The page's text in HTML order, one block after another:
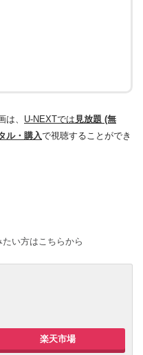
、 U-NEXTでは 見放題 (無
ル・購入で視聴することができ
たい方はこちらから
楽天市場